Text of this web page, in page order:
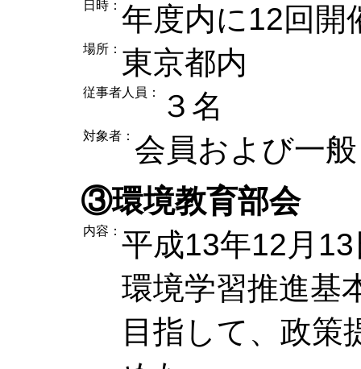
日時： 年度内に12回開
場所： 東京都内
従事者人員： ３名
対象者： 会員および一
③環境教育部会
内容： 平成13年12月
環境学習推進基
目指して、政策